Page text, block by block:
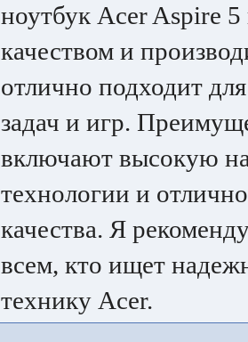
ноутбук Acer Aspire 5
качеством и
отлично подходит
задач и игр.
включают высокую
технологии и
качества. Я
всем, кто ищет
технику Acer.